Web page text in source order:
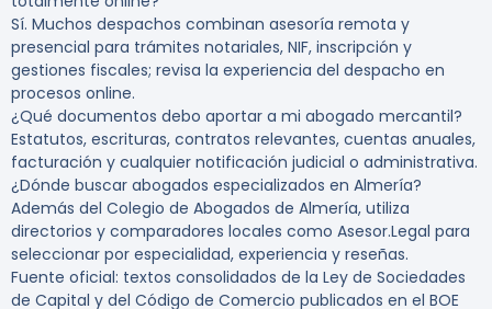
Sí. Muchos despachos combinan asesoría remota y
presencial para trámites notariales, NIF, inscripción y
gestiones fiscales; revisa la experiencia del despacho en
procesos online.
¿Qué documentos debo aportar a mi abogado mercantil?
Estatutos, escrituras, contratos relevantes, cuentas anuales,
facturación y cualquier notificación judicial o administrativa.
¿Dónde buscar abogados especializados en Almería?
Además del Colegio de Abogados de Almería, utiliza
directorios y comparadores locales como Asesor.Legal para
seleccionar por especialidad, experiencia y reseñas.
Fuente oficial: textos consolidados de la Ley de Sociedades
de Capital y del Código de Comercio publicados en el BOE